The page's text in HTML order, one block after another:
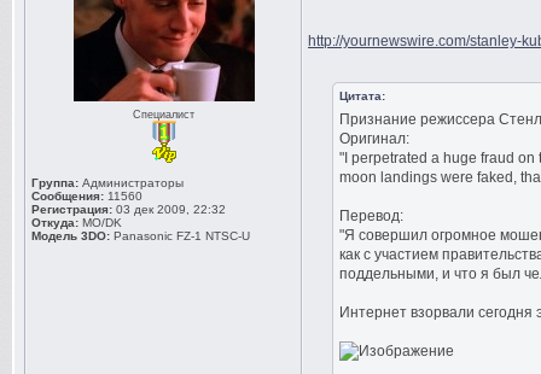
Специалист
Группа: Администраторы
Сообщения: 11560
Регистрация: 03 дек 2009, 22:32
Откуда: MO/DK
Модель 3DO: Panasonic FZ-1 NTSC-U
http://yournewswire.com/stanley-
Цитата:
Признание режиссера
Оригинал:
"I perpetrated a huge fraud
moon landings were faked,
Перевод:
"Я совершил огромное
как с участием
поддельными, и что я был
Интернет взорвали